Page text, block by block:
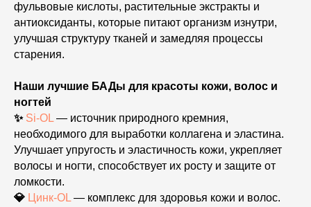
фульвовые кислоты, растительные экстракты и
антиоксиданты, которые питают организм изнутри,
улучшая структуру тканей и замедляя процессы
старения.
Наши лучшие БАДы для красоты кожи, волос и
ногтей
✨ Si-OL — источник природного кремния,
необходимого для выработки коллагена и эластина.
Улучшает упругость и эластичность кожи, укрепляет
волосы и ногти, способствует их росту и защите от
ломкости.
💎 Цинк-OL — комплекс для здоровья кожи и волос.